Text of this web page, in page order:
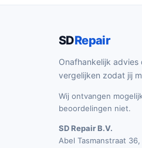
SDRepair
Onafhankelijk advies
vergelijken zodat jij
Wij ontvangen
beoordelingen niet.
SD Repair B.V.
Abel Tasmanstraat